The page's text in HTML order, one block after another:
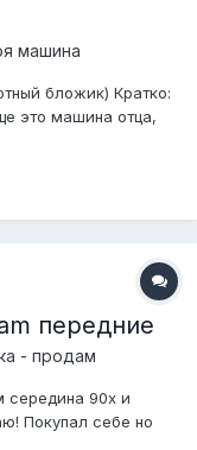
машина
бложик) Кратко:
это машина отца,
иное чем АА А
счету все треб...
передние
- продам
90х и
Покупал себе но